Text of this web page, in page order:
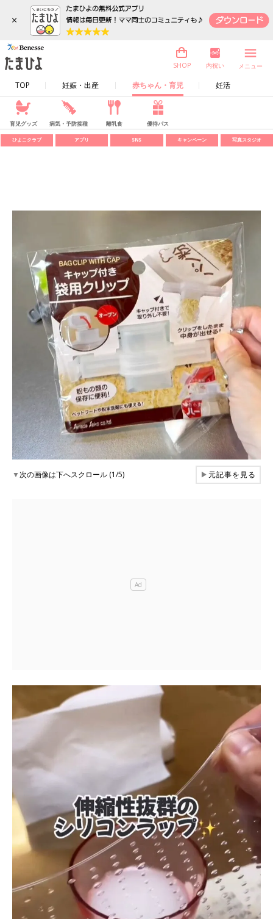
×
TOP 妊娠・出産 赤ちゃん・育児 妊活
SHOP 内祝い メニュー
育児グッズ 病気・予防接種 離乳食 優待パス
ひよこクラブ アプリ SNS キャンペーン 写真スタジオ
▼次の画像は下へスクロール (1/5) ▶元記事を見る